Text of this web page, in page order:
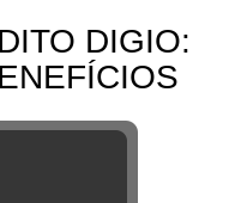
DIGIO: